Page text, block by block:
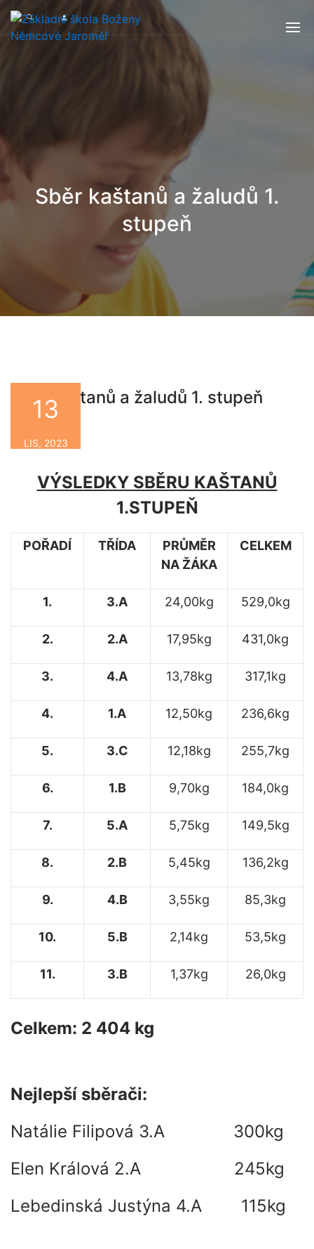
Sběr kaštanů a žaludů 1.
stupeň
Sběr kaštanů a žaludů 1. stupeň
13
LIS, 2023
VÝSLEDKY SBĚRU KAŠTANŮ
1.STUPEŇ
POŘADÍ TŘÍDA
PRŮMĚR
NA ŽÁKA
CELKEM
1. 3.A 24,00kg 529,0kg
2. 2.A 17,95kg 431,0kg
3. 4.A 13,78kg 317,1kg
4. 1.A 12,50kg 236,6kg
5. 3.C 12,18kg 255,7kg
6. 1.B 9,70kg 184,0kg
7. 5.A 5,75kg 149,5kg
8. 2.B 5,45kg 136,2kg
9. 4.B 3,55kg 85,3kg
10. 5.B 2,14kg 53,5kg
11. 3.B 1,37kg 26,0kg
Celkem: 2 404 kg
Nejlepší sběrači:
Natálie Filipová 3.A 300kg
Elen Králová 2.A 245kg
Lebedinská Justýna 4.A 115kg